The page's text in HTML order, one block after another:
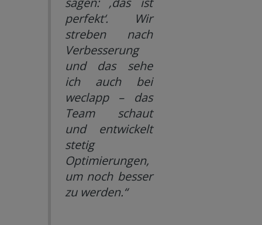
perfekt‘. Wir
streben nach
Verbesserung
und das sehe
ich auch bei
weclapp – das
Team schaut
und entwickelt
stetig
Optimierungen,
um noch besser
zu werden.“